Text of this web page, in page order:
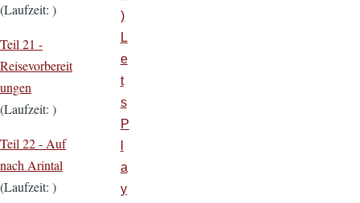
(Laufzeit: )
Teil 21 -
Reisevorbereit
ungen
(Laufzeit: )
Teil 22 - Auf
nach Arintal
(Laufzeit: )
)
L
e
t
s
P
a
y